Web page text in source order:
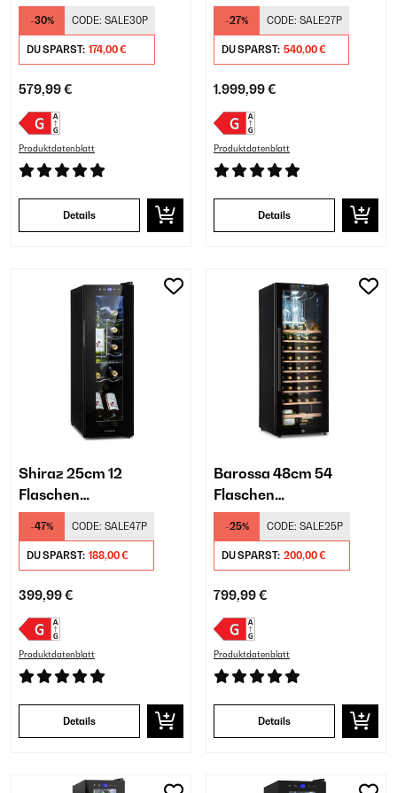
Weinkühlschrank 2
Zonen​ Schwarz
-30% CODE: SALE30P
DU SPARST: 174,00 €
579,99 €
Produktdatenblatt
Details
Weinkühlschrank 3
Zonen Schwarz
-27% CODE: SALE27P
DU SPARST: 540,00 €
1.999,99 €
Produktdatenblatt
Details
Shiraz 25cm 12
Flaschen
Weinkühlschrank
Freistehend​ Schwarz
-47% CODE: SALE47P
DU SPARST: 188,00 €
399,99 €
Produktdatenblatt
Details
Barossa 48cm 54
Flaschen
Weinkühlschrank
Freistehend​ Schwarz
-25% CODE: SALE25P
DU SPARST: 200,00 €
799,99 €
Produktdatenblatt
Details